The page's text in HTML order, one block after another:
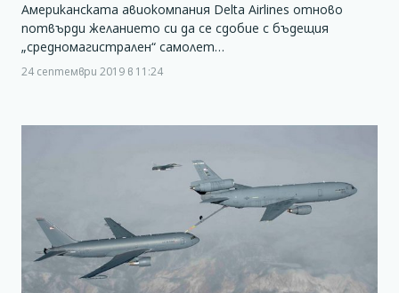
Американската авиокомпания Delta Airlines отново
потвърди желанието си да се сдобие с бъдещия
„средномагистрален“ самолет…
24 септември 2019 в 11:24